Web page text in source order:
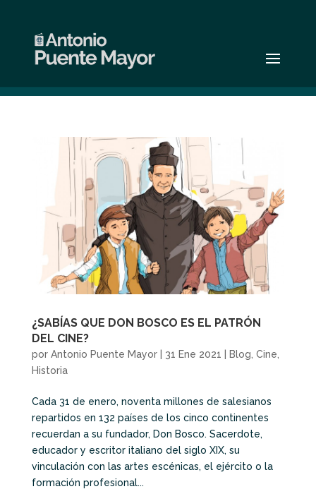
¿SABÍAS QUE DON BOSCO ES EL PATRÓN
DEL CINE?
por Antonio Puente Mayor| 31 Ene 2021 Blog, Cine,
Historia
Cada 31 de enero, noventa millones de salesianos
repartidos en 132 países de los cinco continentes
recuerdan a su fundador, Don Bosco. Sacerdote,
educador y escritor italiano del siglo XIX, su
vinculación con las artes escénicas, el ejército o la
formación profesional...